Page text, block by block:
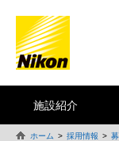
施設紹介
ホーム 採用情報